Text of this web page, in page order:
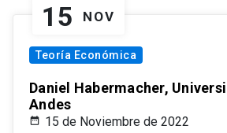
15 NOV
Teoría Económica
Daniel Habermacher,
Andes
15 de Noviembre de 2022